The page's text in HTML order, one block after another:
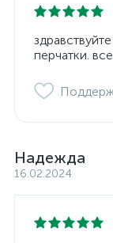
перчатки.
Надежда
16.02.2024